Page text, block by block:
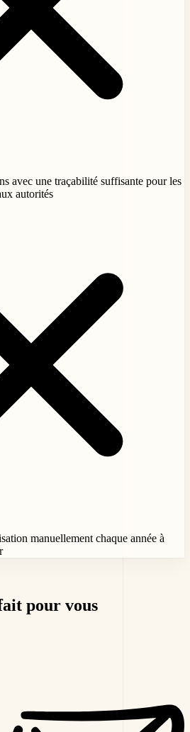
avec une traçabilité suffisante pour les
autorités
manuellement chaque année à
pour vous